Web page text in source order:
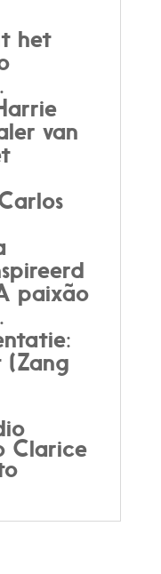
het
van
paixão
Clarice